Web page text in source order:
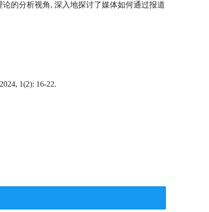
的分析视角, 深入地探讨了媒体如何通过报道
1(2): 16-22.